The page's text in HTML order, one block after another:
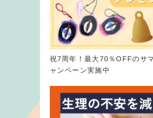
祝7周年！最大70％OFFのサ
ャンペーン実施中